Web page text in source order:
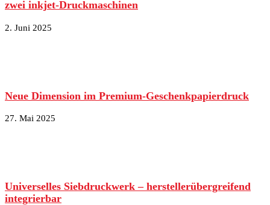
zwei inkjet-Druckmaschinen
2. Juni 2025
Neue Dimension im Premium-Geschenkpapierdruck
27. Mai 2025
Universelles Siebdruckwerk – herstellerübergreifend
integrierbar